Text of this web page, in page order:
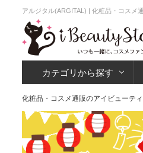
アルジタル(ARGITAL) | 化粧品・コスメ
カテゴリから探す
化粧品・コスメ通販のアイビューテ